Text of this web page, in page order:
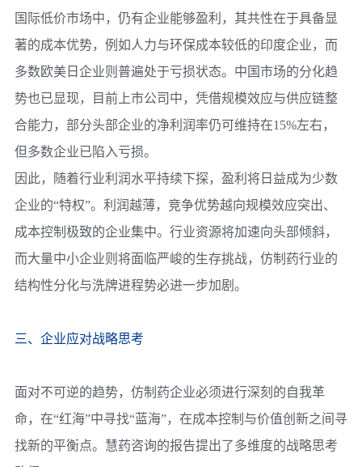
国际低价市场中，仍有企业能够盈利，其共性在于具备显
著的成本优势，例如人力与环保成本较低的印度企业，而
多数欧美日企业则普遍处于亏损状态。中国市场的分化趋
势也已显现，目前上市公司中，凭借规模效应与供应链整
合能力，部分头部企业的净利润率仍可维持在15%左右，
但多数企业已陷入亏损。
因此，随着行业利润水平持续下探，盈利将日益成为少数
企业的“特权”。利润越薄，竞争优势越向规模效应突出、
成本控制极致的企业集中。行业资源将加速向头部倾斜，
而大量中小企业则将面临严峻的生存挑战，仿制药行业的
结构性分化与洗牌进程势必进一步加剧。
三、企业应对战略思考
面对不可逆的趋势，仿制药企业必须进行深刻的自我革
命，在“红海”中寻找“蓝海”，在成本控制与价值创新之间寻
找新的平衡点。慧药咨询的报告提出了多维度的战略思考